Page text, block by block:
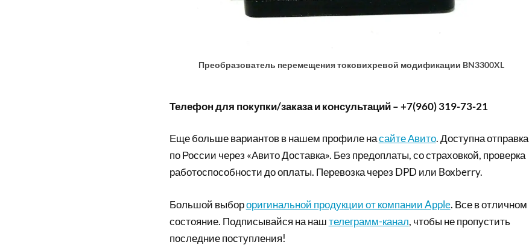
Преобразователь перемещения токовихревой модификации BN3300XL
Телефон для покупки/заказа и консультаций – +7(960) 319-73-21
Еще больше вариантов в нашем профиле насайте Авито. Доступна отправка
по России через «Авито Доставка». Без предоплаты, со страховкой, проверка
работоспособности до оплаты. Перевозка через DPD или Boxberry.
Большой выбороригинальной продукции от компании Apple. Все в отличном
состояние. Подписывайся на наштелеграмм-канал, чтобы не пропустить
последние поступления!